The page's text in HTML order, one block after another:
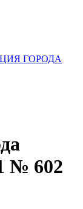
ГОРОДА
№ 602